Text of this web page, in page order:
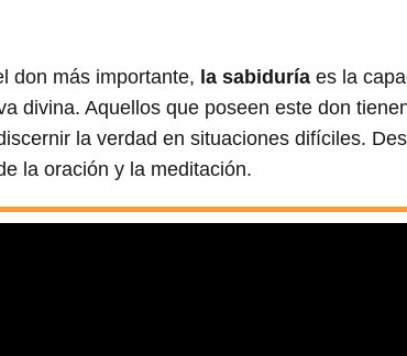
don más importante, la sabiduría es la
divina. Aquellos que poseen este don
la verdad en situaciones difíciles.
la oración y la meditación.